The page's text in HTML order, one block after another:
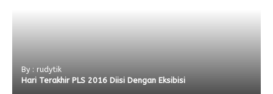
By : rudytik
Hari Terakhir PLS 2016 Diisi Dengan Eksibisi